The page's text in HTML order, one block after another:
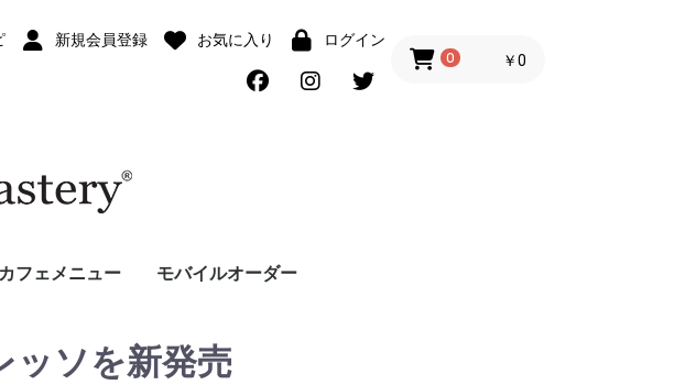
新規会員登録 お気に入り ログイン
0 ￥0
カフェメニュー モバイルオーダー
ッソを新発売